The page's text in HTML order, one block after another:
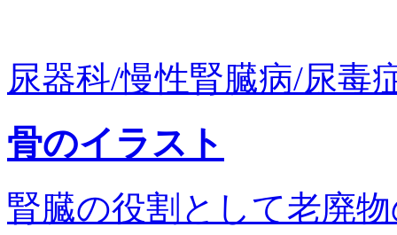
尿器科/慢性腎臓病/尿毒
骨のイラスト
腎臓の役割として老廃